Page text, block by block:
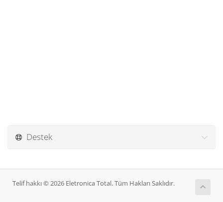
Destek
Telif hakkı © 2026 Eletronica Total. Tüm Hakları Saklıdır.